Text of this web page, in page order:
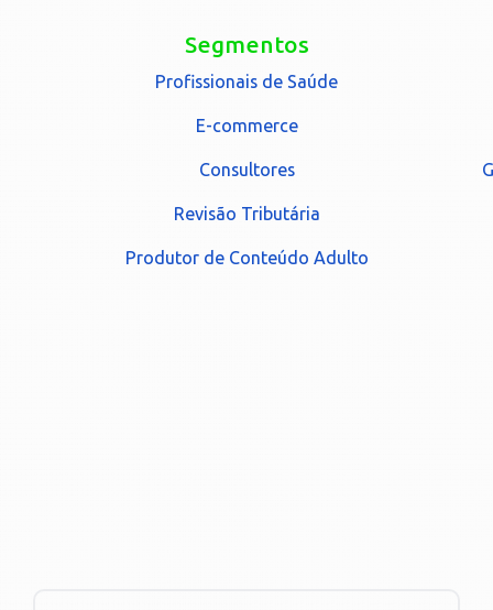
Segmentos
Profissionais de Saúde
E-commerce
Consultores
Revisão Tributária
Produtor de Conteúdo Adulto